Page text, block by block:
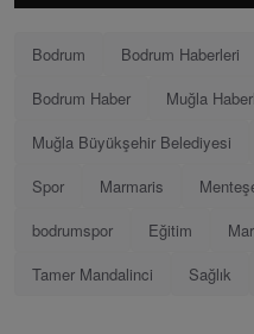
Bodrum Bodrum Haberleri
Bodrum Haber
Muğla
Muğla Büyükşehir Belediyesi
Spor
Marmaris
bodrumspor
Eğitim
Tamer Mandalinci
Sağlık